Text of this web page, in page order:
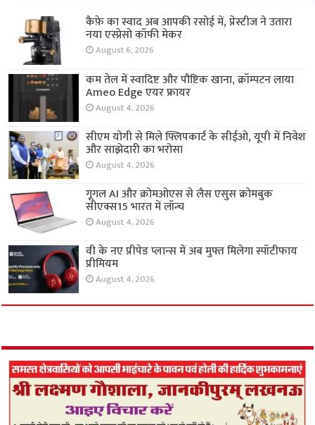
कैफ़े का स्वाद अब आपकी रसोई में, प्रेस्टीज ने उतारा
नया एस्प्रेसो कॉफी मेकर
August 6, 2026
कम तेल में स्वादिष्ट और पौष्टिक खाना, क्रॉम्पटन लाया
Ameo Edge एयर फ्रायर
August 4, 2026
सीएम योगी से मिले फ्लिपकार्ट के सीईओ, यूपी में निवेश
और साझेदारी का भरोसा
August 4, 2026
गूगल AI और क्रोमओएस से लैस एसुस क्रोमबुक
सीएक्स15 भारत में लॉन्च
August 4, 2026
वी के नए प्रीपेड प्लान्स में अब मुफ्त मिलेगा स्पॉटीफाय
प्रीमियम
August 4, 2026